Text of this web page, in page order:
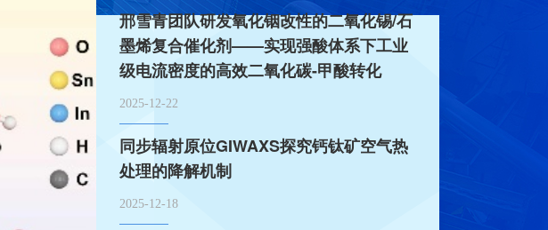
邢雪青团队研发氧化铟改性的二氧化锡/石
墨烯复合催化剂——实现强酸体系下工业
级电流密度的高效二氧化碳-甲酸转化
2025-12-22
同步辐射原位GIWAXS探究钙钛矿空气热
处理的降解机制
2025-12-18